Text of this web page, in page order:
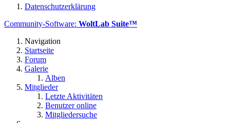
Datenschutzerklärung
Community-Software: WoltLab Suite™
Navigation
Startseite
Forum
Galerie
Alben
Mitglieder
Letzte Aktivitäten
Benutzer online
Mitgliedersuche